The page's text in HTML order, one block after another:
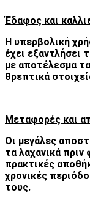
Έδαφος και
Η υπερβολική
έχει εξαντλήσει
με αποτέλεσμα
θρεπτικά
Μεταφορές και
Οι μεγάλες
τα λαχανικά
πρακτικές
χρονικές
τους.